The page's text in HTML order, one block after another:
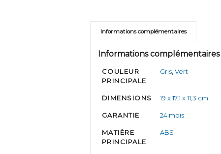
Informations complémentaires
Informations complémentaires
COULEUR
PRINCIPALE
Gris, Vert
DIMENSIONS 19 x 17,1 x 11,3 cm
GARANTIE 24 mois
MATIÈRE
PRINCIPALE
ABS